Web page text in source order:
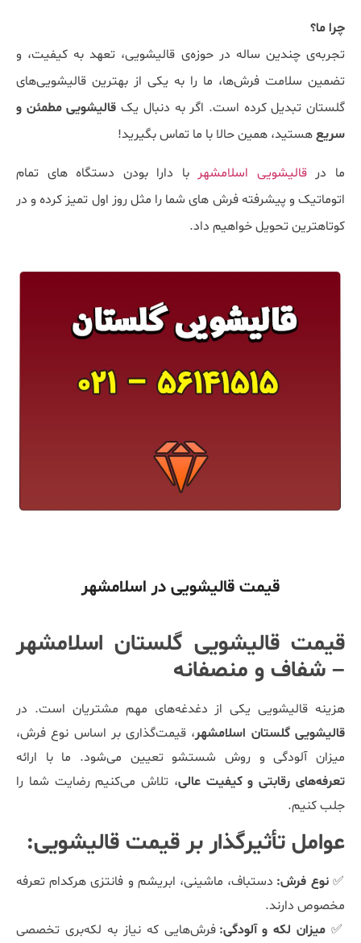
چرا ما؟
تجربه‌ی چندین ساله در حوزه‌ی قالیشویی، تعهد به کیفیت، و
تضمین سلامت فرش‌ها، ما را به یکی از بهترین قالیشویی‌های
گلستان تبدیل کرده است. اگر به دنبال یک قالیشویی مطمئن و
سریعهستید، همین حالا با ما تماس بگیرید!
ما درقالیشویی اسلامشهر با دارا بودن دستگاه های تمام
اتوماتیک و پیشرفته فرش های شما را مثل روز اول تمیز کرده و در
کوتاهترین تحویل خواهیم داد.
قیمت قالیشویی در اسلامشهر
قیمت قالیشویی گلستان اسلامشهر
– شفاف و منصفانه
هزینه قالیشویی یکی از دغدغه‌های مهم مشتریان است. در
قالیشویی گلستان اسلامشهر، قیمت‌گذاری بر اساس نوع فرش،
میزان آلودگی و روش شستشو تعیین می‌شود. ما با ارائه
تعرفه‌های رقابتی و کیفیت عالی، تلاش می‌کنیم رضایت شما را
جلب کنیم.
عوامل تأثیرگذار بر قیمت قالیشویی:
✅نوع فرش: دستباف، ماشینی، ابریشم و فانتزی هرکدام تعرفه
مخصوص دارند.
✅ میزان لکه و آلودگی: فرش‌هایی که نیاز به لکه‌بری تخصصی